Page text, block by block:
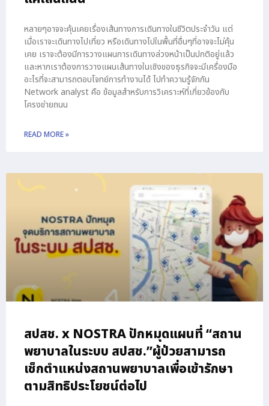
หลายๆอาจจะคุ้นเคยเรื่องเส้นทางการเดินทางในชีวิตประจำวัน แต่
เมื่อเราจะเดินทางไปเที่ยว หรือเดินทางไปในพื้นที่อื่นๆที่อาจจะไม่คุ้น
เคย เราจะต้องมีการวางแผนการเดินทางล่วงหน้าเป็นปกติอยู่แล้ว
และหากเราต้องการวางแผนเส้นทางในเชิงของธุรกิจจะมีเครื่องมือ
อะไรที่จะสามารถตอบโจทย์การทำงานได้ ไปทำความรู้จักกัน
Network analyst คือ ข้อมูลสำหรับการวิเคราะห์ที่เกี่ยวข้องกับ
โครงข่ายถนน
READ MORE »
สปสช. x NOSTRA ปักหมุดแผนที่ “สถาน
พยาบาลในระบบ สปสช.”ผู้ป่วยสามารถ
เช็กตำแหน่งสถานพยาบาลเพื่อเข้ารักษา
ตามสิทธิประโยชน์ต่อไป